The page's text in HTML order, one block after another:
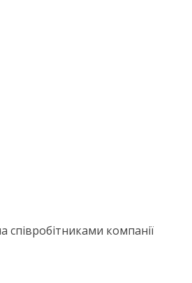
співробітниками компанії